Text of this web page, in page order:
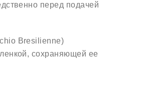
перед подачей
Bresilienne)
сохраняющей ее